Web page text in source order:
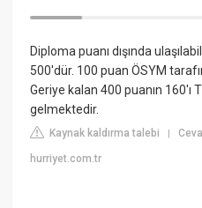
Diploma puanı dışında
500'dür. 100 puan ÖSYM
Geriye kalan 400 puanın 160'ı
gelmektedir.
Kaynak kaldırma talebi |
hurriyet.com.tr